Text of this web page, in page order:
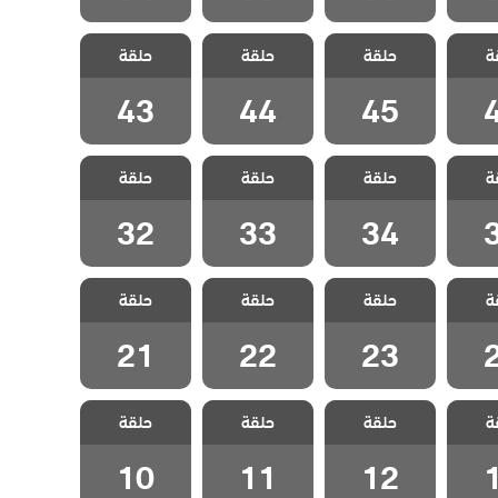
مسلسل الطبيب
المعجزة الحلقة
45
حلقة
45
مسلسل الطبيب
المعجزة الحلقة
44
حلقة
44
مسلسل الطبيب
المعجزة الحلقة
43
حلقة
43
مسلسل الطبيب
المعجزة الحلقة
34
حلقة
34
مسلسل الطبيب
المعجزة الحلقة
33
حلقة
33
مسلسل الطبيب
المعجزة الحلقة
32
حلقة
32
مسلسل الطبيب
المعجزة الحلقة
23
حلقة
23
مسلسل الطبيب
المعجزة الحلقة
22
حلقة
22
مسلسل الطبيب
المعجزة الحلقة
21
حلقة
21
مسلسل الطبيب
المعجزة الحلقة
12
حلقة
12
مسلسل الطبيب
المعجزة الحلقة
11
حلقة
11
مسلسل الطبيب
المعجزة الحلقة
10
حلقة
10